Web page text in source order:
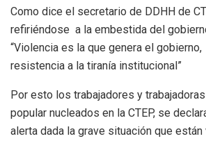
Como dice el secretario de DDHH de
refiriéndose a la embestida del
“Violencia es la que genera el
resistencia a la tiranía institucional”
Por esto los trabajadores y
popular nucleados en la CTEP, se
alerta dada la grave situación que